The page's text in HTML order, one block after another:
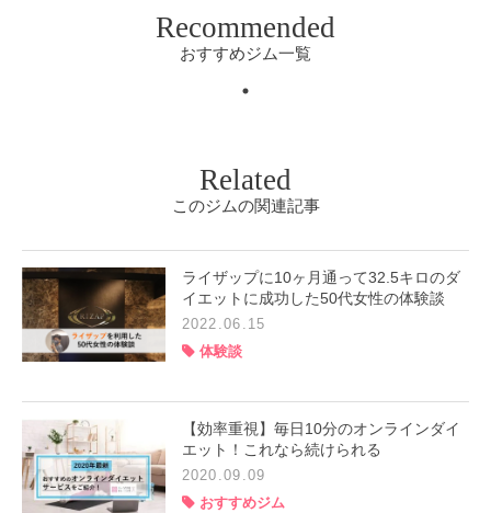
Recommended
おすすめジム一覧
Related
このジムの関連記事
ライザップに10ヶ月通って32.5キロのダ
イエットに成功した50代女性の体験談
2022.06.15
体験談
【効率重視】毎日10分のオンラインダイ
エット！これなら続けられる
2020.09.09
おすすめジム